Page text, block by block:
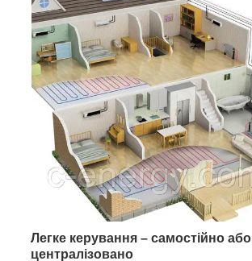
Легке керування – самостійно або
централізовано